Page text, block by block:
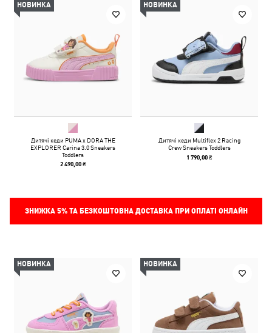
НОВИНКА
Дитячі кеди PUMA x DORA THE
EXPLORER Carina 3.0 Sneakers
Toddlers
2 490,00 ₴
НОВИНКА
Дитячі кеди Multiflex 2 Racing
Crew Sneakers Toddlers
1 790,00 ₴
ЗНИЖКА 5%ТА БЕЗКОШТОВНА ДОСТАВКА ПРИ ОПЛАТІ ОНЛАЙН
НОВИНКА НОВИНКА